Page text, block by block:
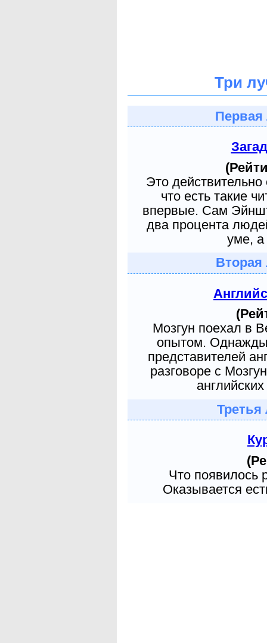
Три
Первая
Это
что есть такие
впервые. Сам
два процента
уме, а
Вторая
Мозгун поехал в
опытом. Однажды
представителей
разговоре с
Третья
Что появилось
Оказывается